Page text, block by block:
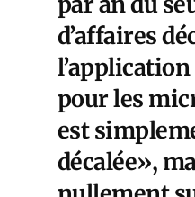
d’affaires
l’application
pour les
est
décalée»,